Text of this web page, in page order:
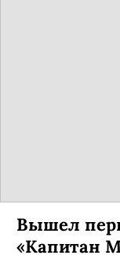
Вышел
«Капитан